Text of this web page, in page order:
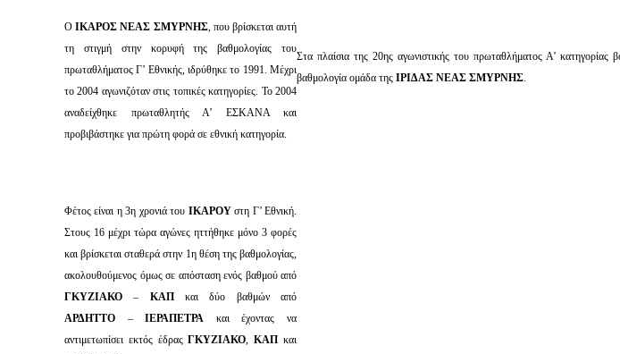
ΟΙΚΑΡΟΣ ΝΕΑΣ ΣΜΥΡΝΗΣ, που βρίσκεται αυτή
τη στιγμή στην κορυφή της βαθμολογίας του
πρωταθλήματος Γ’ Εθνικής, ιδρύθηκε το 1991. Μέχρι
το 2004 αγωνιζόταν στις τοπικές κατηγορίες. Το 2004
αναδείχθηκε πρωταθλητής Α’ ΕΣΚΑΝΑ και
προβιβάστηκε για πρώτη φορά σε εθνική κατηγορία.
Φέτος είναι η 3η χρονιά του ΙΚΑΡΟΥστη Γ’ Εθνική.
Στους 16 μέχρι τώρα αγώνες ηττήθηκε μόνο 3 φορές
και βρίσκεται σταθερά στην 1η θέση της βαθμολογίας,
ακολουθούμενος όμως σε απόσταση ενός βαθμού από
ΓΚΥΖΙΑΚΟ – ΚΑΠκαι δύο βαθμών από
ΑΡΔΗΤΤΟ –ΙΕΡΑΠΕΤΡΑ και έχοντας να
αντιμετωπίσει εκτός έδραςΓΚΥΖΙΑΚΟ,ΚΑΠ και
Στα πλαίσια της 20ης αγωνιστικής του πρωταθλήματος Α’
βαθμολογία ομάδα της ΙΡΙΔΑΣ ΝΕΑΣ ΣΜΥΡΝΗΣ.